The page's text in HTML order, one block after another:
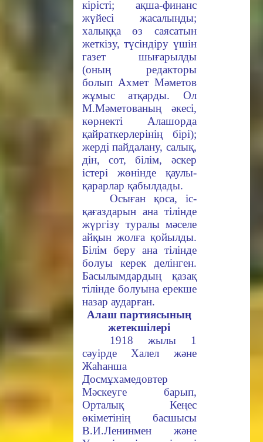
кірісті; ақша-финанс
жүйесі жасалынды;
халыққа өз саясатын
жеткізу, түсіндіру үшін
газет шығарылды
(оның редакторы
болып Ахмет Мәметов
жұмыс атқарды. Ол
М.Мәметованың әкесі,
көрнекті Алашорда
қайраткерлерінің бірі);
жерді пайдалану, салық,
дін, сот, білім, әскер
істері жөнінде қаулы-
қарарлар қабылдады.
Осыған қоса, іс-
қағаздарын ана тілінде
жүргізу туралы мәселе
айқын жолға қойылды.
Білім беру ана тілінде
болуы керек делінген.
Басылымдардың қазақ
тілінде болуына ерекше
назар аударған.
Алаш партиясының
жетекшілері
1918 жылы 1
сәуірде Халел және
Жаһанша
Досмұхамедовтер
Мәскеуге барып,
Орталық Кеңес
өкіметінің басшысы
В.И.Ленинмен және